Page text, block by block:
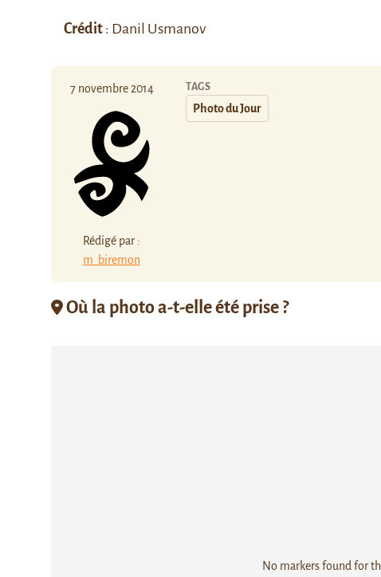
Crédit : Danil Usmanov
7 novembre 2014
Rédigé par :
m_biremon
TAGS
Photo du Jour
Où la photo a-t-elle été prise ?
No markers found for